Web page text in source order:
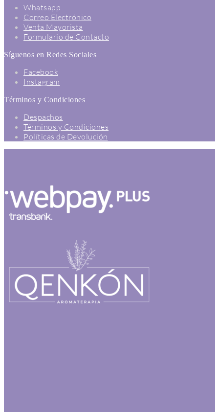
Whatsapp
Correo Electrónico
Venta Mayorista
Formulario de Contacto
Síguenos en Redes Sociales
Facebook
Instagram
Términos y Condiciones
Despachos
Términos y Condiciones
Políticas de Devolución